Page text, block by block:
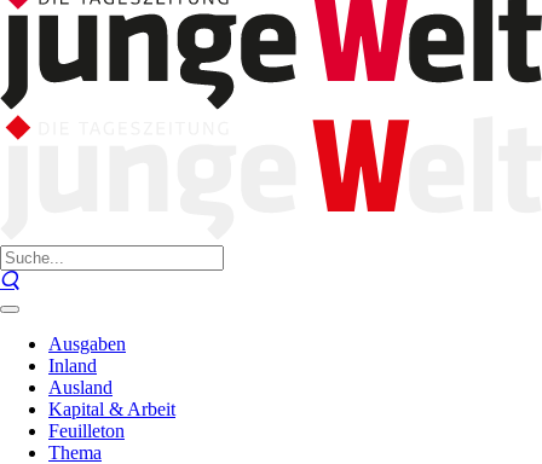
Ausgaben
Inland
Ausland
Kapital & Arbeit
Feuilleton
Thema